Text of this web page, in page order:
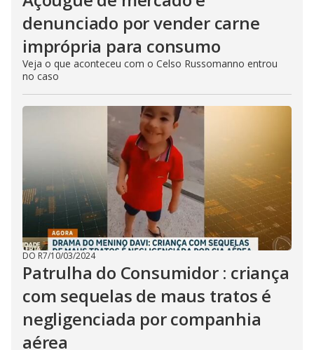
denunciado por vender carne
imprópria para consumo
Veja o que aconteceu com o Celso Russomanno entrou
no caso
DO R7/10/03/2024
Patrulha do Consumidor : criança
com sequelas de maus tratos é
negligenciada por companhia
aérea